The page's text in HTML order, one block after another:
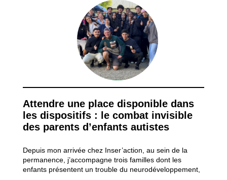
Attendre une place disponible dans
les dispositifs : le combat invisible
des parents d’enfants autistes
Depuis mon arrivée chez Inser’action, au sein de la
permanence, j’accompagne trois familles dont les
enfants présentent un trouble du neurodéveloppement,